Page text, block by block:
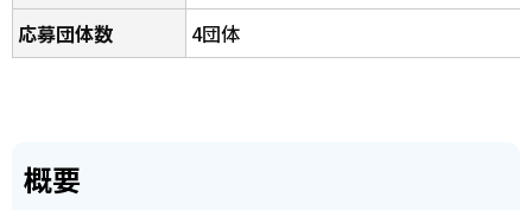
応募団体数 4団体
概要